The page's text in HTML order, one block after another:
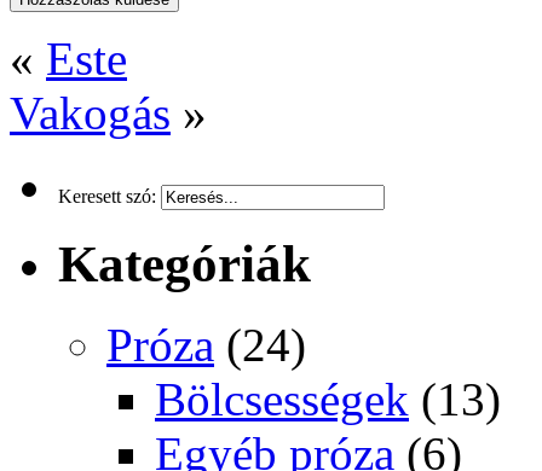
« Este
Vakogás »
Keresett szó:
Kategóriák
Próza (24)
Bölcsességek (13)
Egyéb próza (6)